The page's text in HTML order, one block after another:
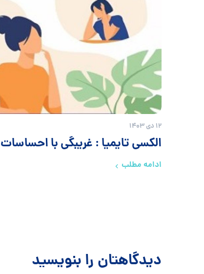
12 دی 1403
الکسی تایمیا : غریبگی با احساسات
ادامه مطلب
دیدگاهتان را بنویسید